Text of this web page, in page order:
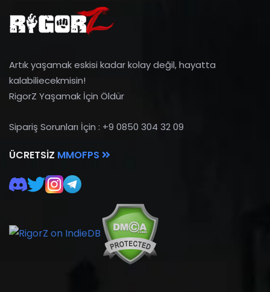
Artık yaşamak eskisi kadar kolay değil, hayatta
kalabiliecekmisin!
RigorZ Yaşamak İçin Öldür
Sipariş Sorunları İçin : +9 0850 304 32 09
ÜCRETSIZ MMOFPS